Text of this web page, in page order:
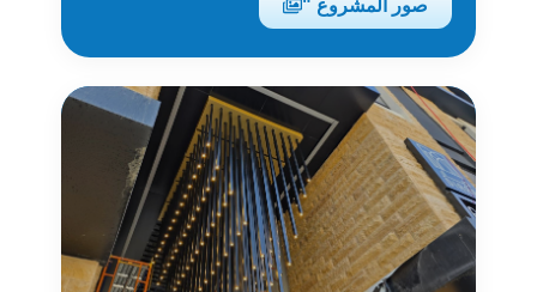
صور المشروع "